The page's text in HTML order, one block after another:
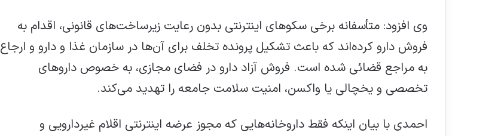
وی افزود: متأسفانه برخی سکوهای اینترنتی بدون رعایت زیرساخت‌های قانونی، اقدام به
فروش دارو کرده‌اند که باعث تشکیل پرونده تخلف برای آن‌ها در سازمان غذا و دارو و ارجاع
به مراجع قضائی شده است. فروش آزاد دارو در فضای مجازی، به خصوص داروهای
تخصصی و یخچالی یا واکسن، امنیت سلامت جامعه را تهدید می‌کند.
احمدی با بیان اینکه فقط داروخانه‌هایی که مجوز عرضه اینترنتی اقلام غیردارویی و